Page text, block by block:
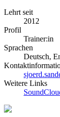
Lehrt seit
2012
Profil
Trainer:in
Sprachen
Deutsch,
Weitere Links